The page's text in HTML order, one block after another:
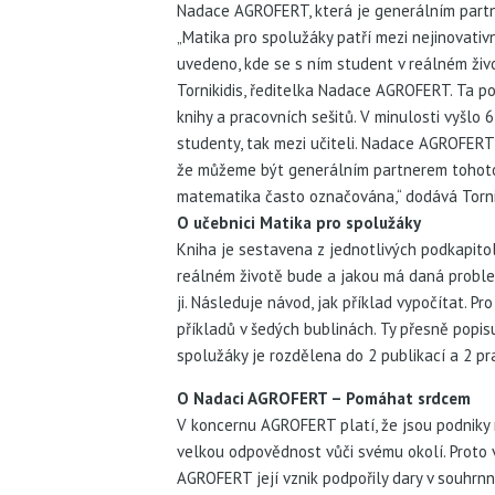
Nadace AGROFERT, která je generálním
„Matika pro spolužáky patří mezi
uvedeno, kde se s ním student v reálném
Tornikidis, ředitelka Nadace AGROFERT.
knihy a pracovních sešitů. V minulosti vyšlo
studenty, tak mezi učiteli. Nadace
že můžeme být generálním partnerem
matematika často označována,“ dodává
O učebnici Matika pro spolužáky
Kniha je sestavena z jednotlivých
reálném životě bude a jakou má daná
ji. Následuje návod, jak příklad vypočítat.
příkladů v šedých bublinách. Ty přesně
spolužáky je rozdělena do 2 publikací a 2
O Nadaci AGROFERT – Pomáhat srdcem
V koncernu AGROFERT platí, že jsou
velkou odpovědnost vůči svému okolí.
AGROFERT její vznik podpořily dary v